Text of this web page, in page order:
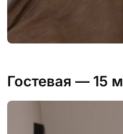
Гостевая — 15 м